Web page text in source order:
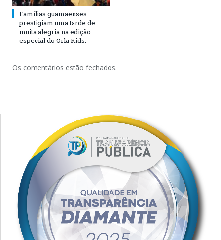
Famílias guamaenses
prestigiam uma tarde de
muita alegria na edição
especial do Orla Kids.
Os comentários estão fechados.